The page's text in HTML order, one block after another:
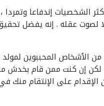
الشخصيات إندفاعا
لصوت عقله . إنه يفضل
الأشخاص المحببوين
لكن إن كنت ممن قام بخدش
الإقدام على الإنتقام